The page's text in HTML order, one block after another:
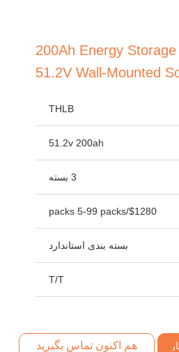
200Ah Energy
51.2V Wall-Mounted
THLB
51.2v 200ah
3 بسته
$1280/packs 5-99 packs
بسته بندی استاندارد
T/T
هم اکنون تماس بگیرید